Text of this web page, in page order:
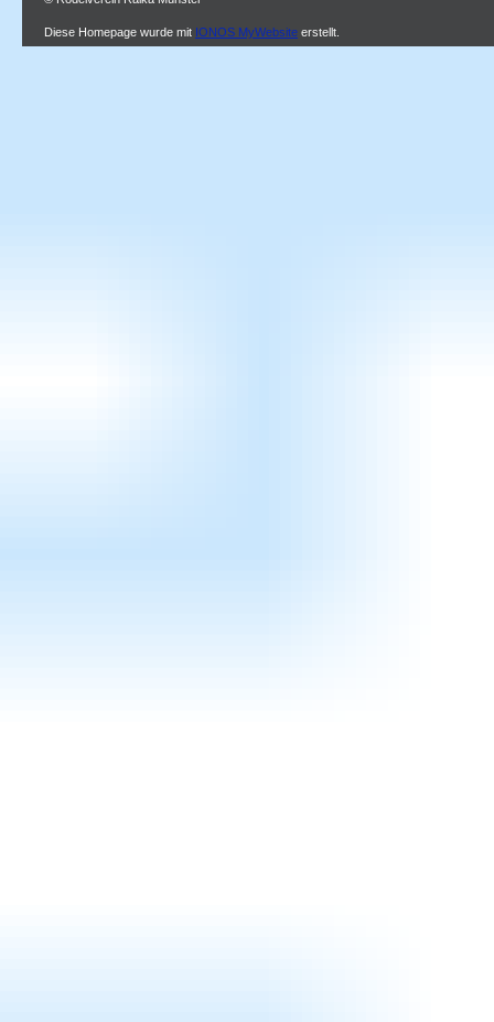
Diese Homepage wurde mit IONOS MyWebsite erstellt.